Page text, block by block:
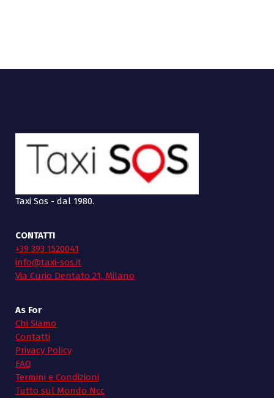
Taxi Sos - dal 1980.
CONTATTI
+39 393 1520041
info@taxi-sos.it
Via Curio Dentato 21, Milano
As For
Chi Siamo
Contatti
Privacy Policy
FAQ
Termini e Condizioni
Tutto sul Mondo Ncc